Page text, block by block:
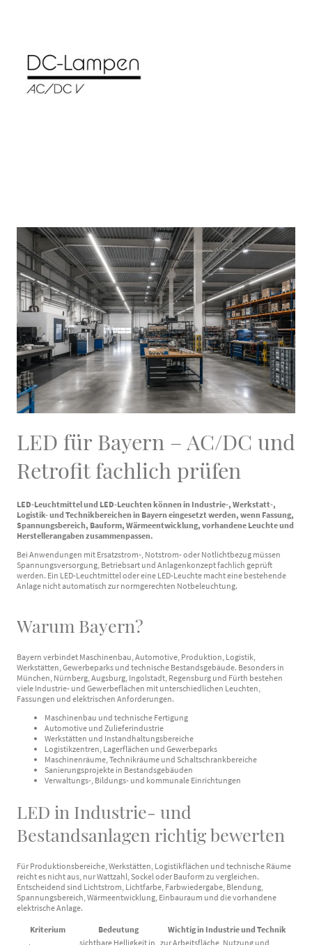
LED für Bayern – AC/DC und
Retrofit fachlich prüfen
LED-Leuchtmittel und LED-Leuchten können in Industrie-, Werkstatt-,
Logistik- und Technikbereichen in Bayern eingesetzt werden, wenn Fassung,
Spannungsbereich, Bauform, Wärmeentwicklung, vorhandene Leuchte und
Herstellerangaben zusammenpassen.
Bei Anwendungen mit Ersatzstrom-, Notstrom- oder Notlichtbezug müssen
Spannungsversorgung, Betriebsart und Anlagenkonzept fachlich geprüft
werden. Ein LED-Leuchtmittel oder eine LED-Leuchte macht eine bestehende
Anlage nicht automatisch zur normgerechten Notbeleuchtung.
Warum Bayern?
Bayern verbindet Maschinenbau, Automotive, Produktion, Logistik,
Werkstätten, Gewerbeparks und technische Bestandsgebäude. Besonders in
München, Nürnberg, Augsburg, Ingolstadt, Regensburg und Fürth bestehen
viele Industrie- und Gewerbeflächen mit unterschiedlichen Leuchten,
Fassungen und elektrischen Anforderungen.
Maschinenbau und technische Fertigung
Automotive und Zulieferindustrie
Werkstätten und Instandhaltungsbereiche
Logistikzentren, Lagerflächen und Gewerbeparks
Maschinenräume, Technikräume und Schaltschrankbereiche
Sanierungsprojekte in Bestandsgebäuden
Verwaltungs-, Bildungs- und kommunale Einrichtungen
LED in Industrie- und
Bestandsanlagen richtig bewerten
Für Produktionsbereiche, Werkstätten, Logistikflächen und technische Räume
reicht es nicht aus, nur Wattzahl, Sockel oder Bauform zu vergleichen.
Entscheidend sind Lichtstrom, Lichtfarbe, Farbwiedergabe, Blendung,
Spannungsbereich, Wärmeentwicklung, Einbauraum und die vorhandene
elektrische Anlage.
Kriterium Bedeutung
Wichtig in Industrie und Technik
sichtbare Helligkeit in zur Arbeitsfläche, Nutzung und